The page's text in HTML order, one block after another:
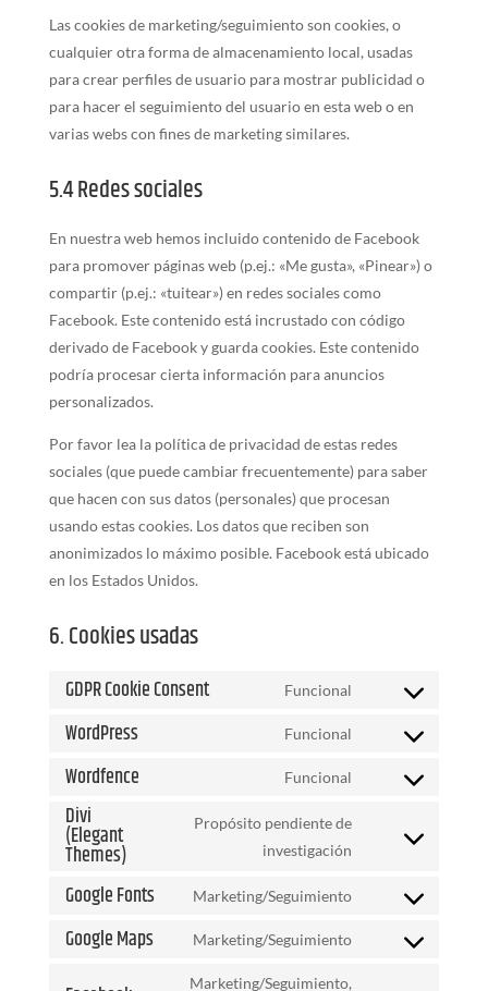
Las cookies de marketing/seguimiento son cookies, o
cualquier otra forma de almacenamiento local, usadas
para crear perfiles de usuario para mostrar publicidad o
para hacer el seguimiento del usuario en esta web o en
varias webs con fines de marketing similares.
5.4 Redes sociales
En nuestra web hemos incluido contenido de Facebook
para promover páginas web (p.ej.: «Me gusta», «Pinear») o
compartir (p.ej.: «tuitear») en redes sociales como
Facebook. Este contenido está incrustado con código
derivado de Facebook y guarda cookies. Este contenido
podría procesar cierta información para anuncios
personalizados.
Por favor lea la política de privacidad de estas redes
sociales (que puede cambiar frecuentemente) para saber
que hacen con sus datos (personales) que procesan
usando estas cookies. Los datos que reciben son
anonimizados lo máximo posible. Facebook está ubicado
en los Estados Unidos.
6. Cookies usadas
GDPR Cookie Consent Funcional
Consent
consent
WordPress Funcional
Consent
Wordfence Funcional
Consent
service
Divi
(Elegant
Themes)
Propósito pendiente de
investigación
Consent
service
Google Fonts Marketing/Seguimiento
Consent
Google Maps Marketing/Seguimiento
Consent
Marketing/Seguimiento,